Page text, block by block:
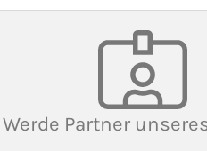
Werde Partner